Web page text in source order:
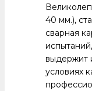
40 мм.),
сварная
выдержит
условиях